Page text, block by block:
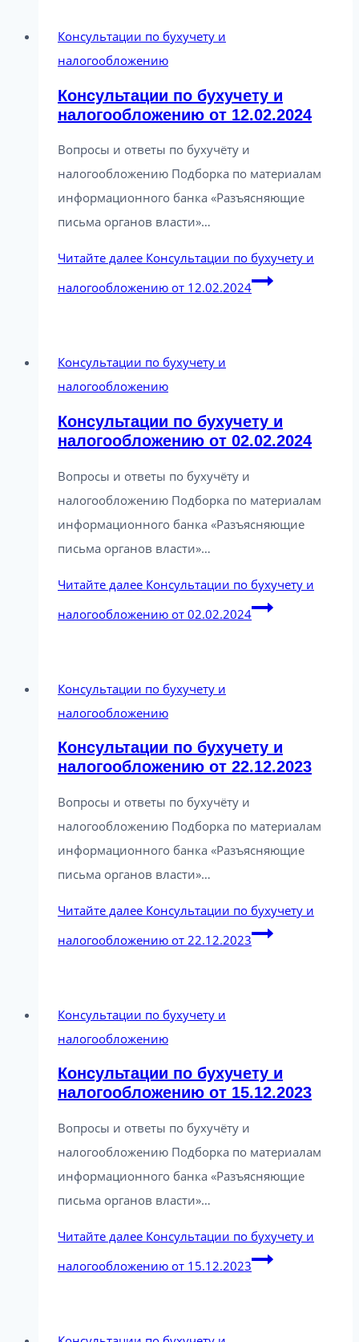
Консультации по бухучету и
налогообложению
Консультации по бухучету и
налогообложению от 12.02.2024
Вопросы и ответы по бухучёту и
налогообложению Подборка по материалам
информационного банка «Разъясняющие
письма органов власти»…
Читайте далее Консультации по бухучету и
налогообложению от 12.02.2024
Консультации по бухучету и
налогообложению
Консультации по бухучету и
налогообложению от 02.02.2024
Вопросы и ответы по бухучёту и
налогообложению Подборка по материалам
информационного банка «Разъясняющие
письма органов власти»…
Читайте далее Консультации по бухучету и
налогообложению от 02.02.2024
Консультации по бухучету и
налогообложению
Консультации по бухучету и
налогообложению от 22.12.2023
Вопросы и ответы по бухучёту и
налогообложению Подборка по материалам
информационного банка «Разъясняющие
письма органов власти»…
Читайте далее Консультации по бухучету и
налогообложению от 22.12.2023
Консультации по бухучету и
налогообложению
Консультации по бухучету и
налогообложению от 15.12.2023
Вопросы и ответы по бухучёту и
налогообложению Подборка по материалам
информационного банка «Разъясняющие
письма органов власти»…
Читайте далее Консультации по бухучету и
налогообложению от 15.12.2023